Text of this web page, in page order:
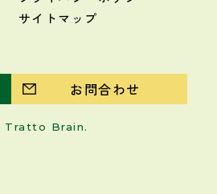
サイトマップ
お問合わせ
Tratto Brain.